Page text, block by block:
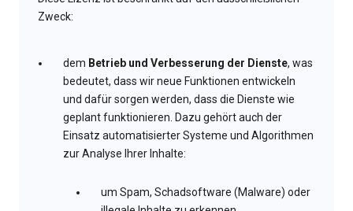
Zweck:
dem Betrieb und Verbesserung der Dienste, was
bedeutet, dass wir neue Funktionen entwickeln
und dafür sorgen werden, dass die Dienste wie
geplant funktionieren. Dazu gehört auch der
Einsatz automatisierter Systeme und Algorithmen
zur Analyse Ihrer Inhalte:
um Spam, Schadsoftware (Malware) oder